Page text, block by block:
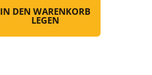
IN DEN WARENKORB
LEGEN